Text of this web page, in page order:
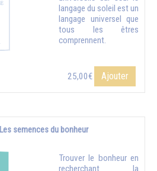
langage du soleil est un
langage universel que
tous les êtres
comprennent.
25,00€ Ajouter
Les semences du bonheur
Trouver le bonheur en
recherchant la